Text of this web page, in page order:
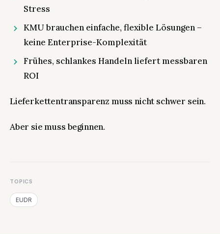
Stress
KMU brauchen einfache, flexible Lösungen –
keine Enterprise-Komplexität
Frühes, schlankes Handeln liefert messbaren
ROI
Lieferkettentransparenz muss nicht schwer sein.
Aber sie muss beginnen.
TOPICS
EUDR